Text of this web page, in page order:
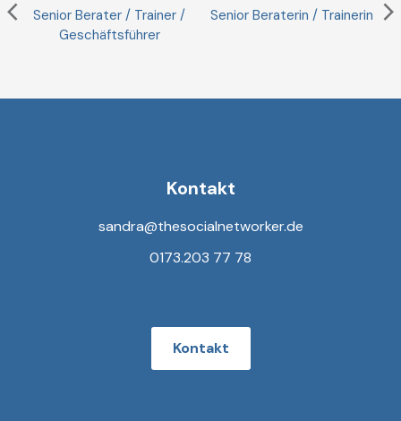
Senior Berater / Trainer /
Geschäftsführer
Senior Beraterin / Trainerin
Kontakt
sandra@thesocialnetworker.de
0173.203 77 78
Kontakt